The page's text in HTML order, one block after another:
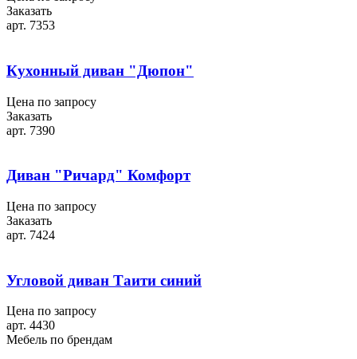
Заказать
арт. 7353
Кухонный диван "Дюпон"
Цена по запросу
Заказать
арт. 7390
Диван "Ричард" Комфорт
Цена по запросу
Заказать
арт. 7424
Угловой диван Таити синий
Цена по запросу
арт. 4430
Мебель по брендам